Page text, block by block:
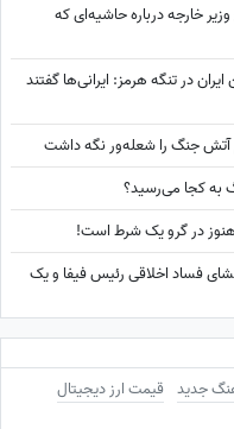
خارجه درباره حاشیه‌ای که
در تنگه هرمز: ایرانی‌ها گفتند
جنگ را شعله‌ور نگه داشت
به کجا می‌رسید؟
هنوز در گرو یک شرط است!
ایران و جهان؛ 17 مرداد 1405| از افشای فساد اخلاقی رئیس فیفا و یک
جدید قیمت ارز دیجیتال